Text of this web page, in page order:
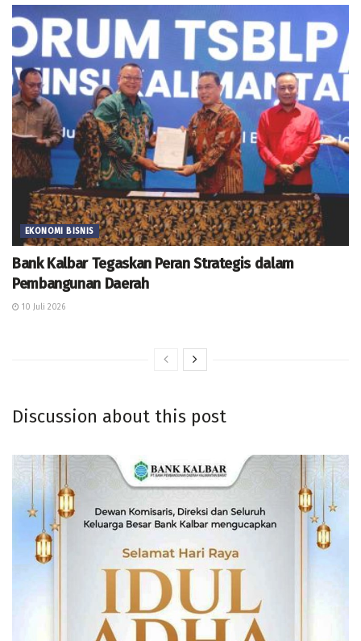
EKONOMI BISNIS
Bank Kalbar Tegaskan Peran Strategis dalam
Pembangunan Daerah
10 Juli 2026
Discussion about this post